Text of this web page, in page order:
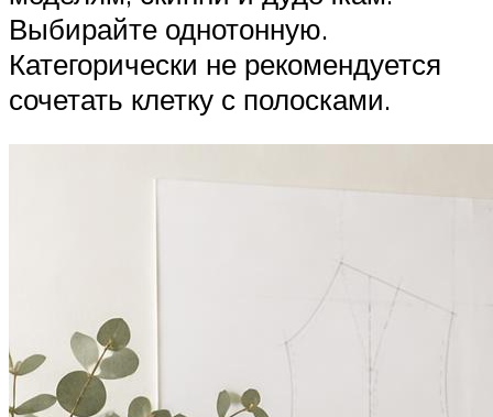
Выбирайте однотонную.
Категорически не рекомендуется
сочетать клетку с полосками.